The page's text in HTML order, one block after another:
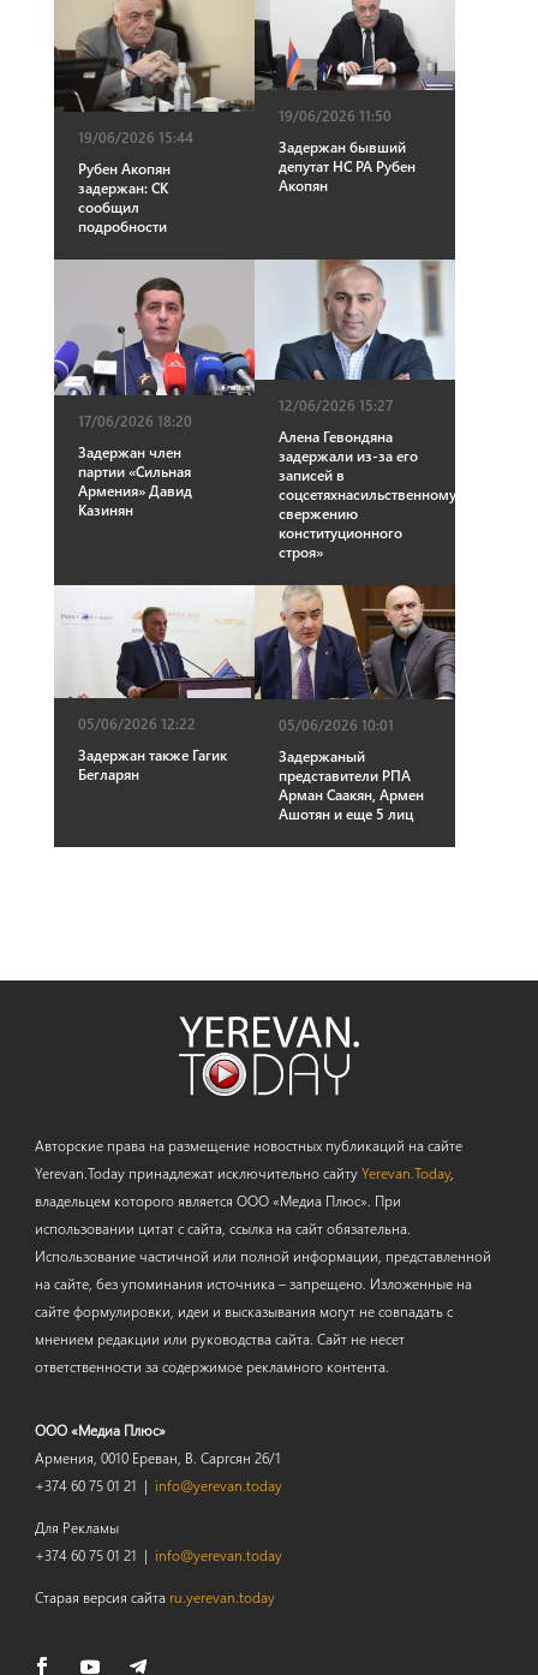
19/06/2026 15:44
Рубен Акопян
задержан: СК
сообщил
подробности
19/06/2026 11:50
Задержан бывший
депутат НС РА Рубен
Акопян
17/06/2026 18:20
Задержан член
партии «Сильная
Армения» Давид
Казинян
12/06/2026 15:27
Алена Гевондяна
задержали из-за его
записей в
соцсетяхнасильственному
свержению
конституционного
строя»
05/06/2026 12:22
Задержан также Гагик
Бегларян
05/06/2026 10:01
Задержаный
представители РПА
Арман Саакян, Армен
Ашотян и еще 5 лиц
Авторские права на размещение новостных публикаций на сайте
Yerevan.Today принадлежат исключительно сайтуYerevan.Today,
владельцем которого является ООО «Медиа Плюс». При
использовании цитат с сайта, ссылка на сайт обязательна.
Использование частичной или полной информации, представленной
на сайте, без упоминания источника – запрещено. Изложенные на
сайте формулировки, идеи и высказывания могут не совпадать с
мнением редакции или руководства сайта. Сайт не несет
ответственности за содержимое рекламного контента.
ООО «Медиа Плюс»
Армения, 0010 Ереван, В. Саргсян 26/1
+374 60 75 01 21 | info@yerevan.today
Для Рекламы
+374 60 75 01 21 | info@yerevan.today
Старая версия сайта ru.yerevan.today